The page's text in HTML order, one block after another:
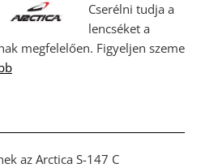
Cserélni tudja a
lencséket a
megfelelően. Figyeljen szeme
az Arctica S-147 C